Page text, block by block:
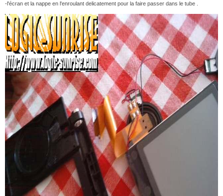
-l'écran et la nappe en l'enroulant delicatement pour la faire passer dans le tube .